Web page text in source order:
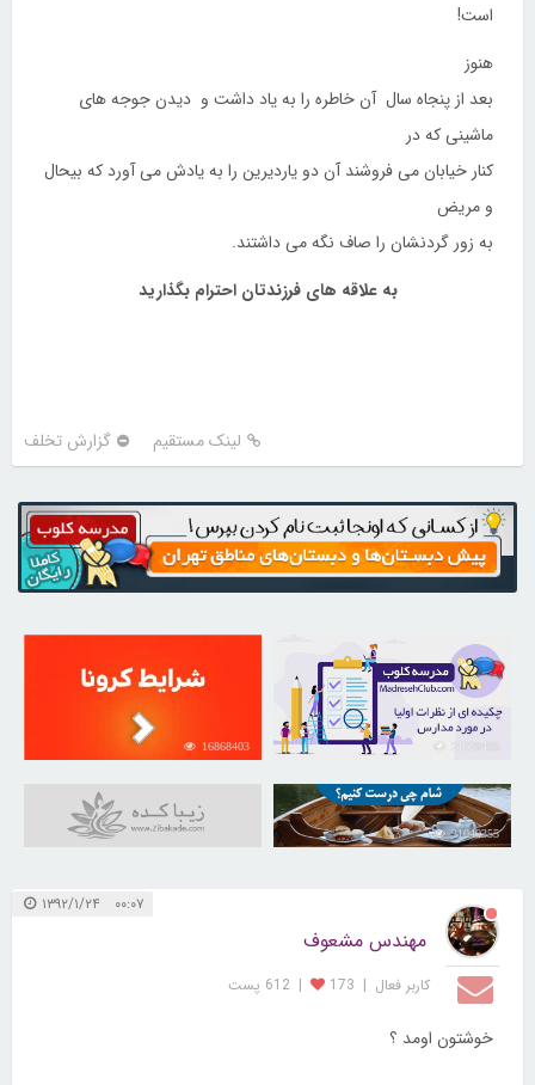
است!
هنوز
بعد از پنجاه سال آن خاطره را به یاد داشت و دیدن جوجه های
ماشینی که در
کنار خیابان می فروشند آن دو یاردیرین را به یادش می آورد که بیحال
و مریض
به زور گردنشان را صاف نگه می داشتند.
به علاقه های فرزندتان احترام بگذارید
لینک مستقیم گزارش تخلف
16868403
31040355
۰۰:۰۷ ۱۳۹۲/۱/۲۴
مهندس مشعوف
کاربر فعال |
173
| 612 پست
خوشتون اومد ؟